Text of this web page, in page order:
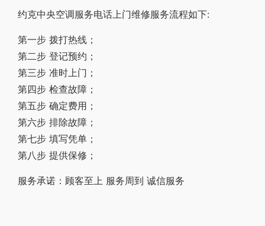
约克中央空调服务电话上门维修服务流程如下:
第一步 拨打热线；
第二步 登记预约；
第三步 准时上门；
第四步 检查故障；
第五步 确定费用；
第六步 排除故障；
第七步 填写凭单；
第八步 提供保修；
服务承诺：顾客至上 服务周到 诚信服务